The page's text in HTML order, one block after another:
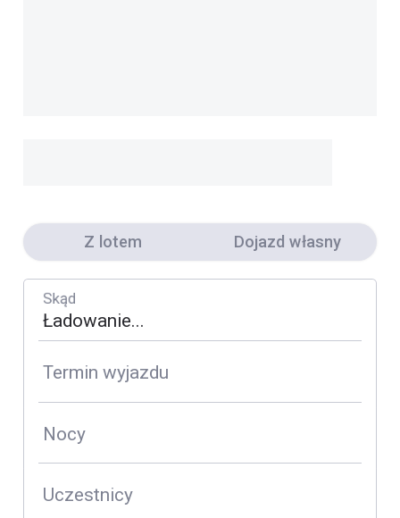
Z lotem Dojazd własny
Skąd
Termin wyjazdu
Nocy
Uczestnicy